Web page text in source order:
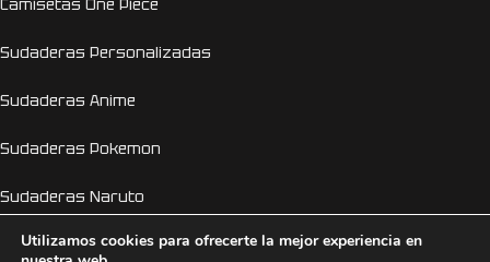
Camisetas One Piece
Sudaderas Personalizadas
Sudaderas Anime
Sudaderas Pokemon
Sudaderas Naruto
Personalizador Online
Utilizamos cookies para ofrecerte la mejor experiencia en